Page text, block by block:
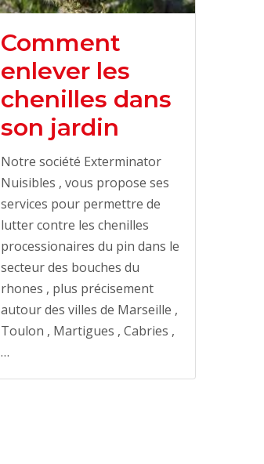
Comment
enlever les
chenilles dans
son jardin
Notre société Exterminator
Nuisibles , vous propose ses
services pour permettre de
lutter contre les chenilles
processionaires du pin dans le
secteur des bouches du
rhones , plus précisement
autour des villes de Marseille ,
Toulon , Martigues , Cabries ,
…